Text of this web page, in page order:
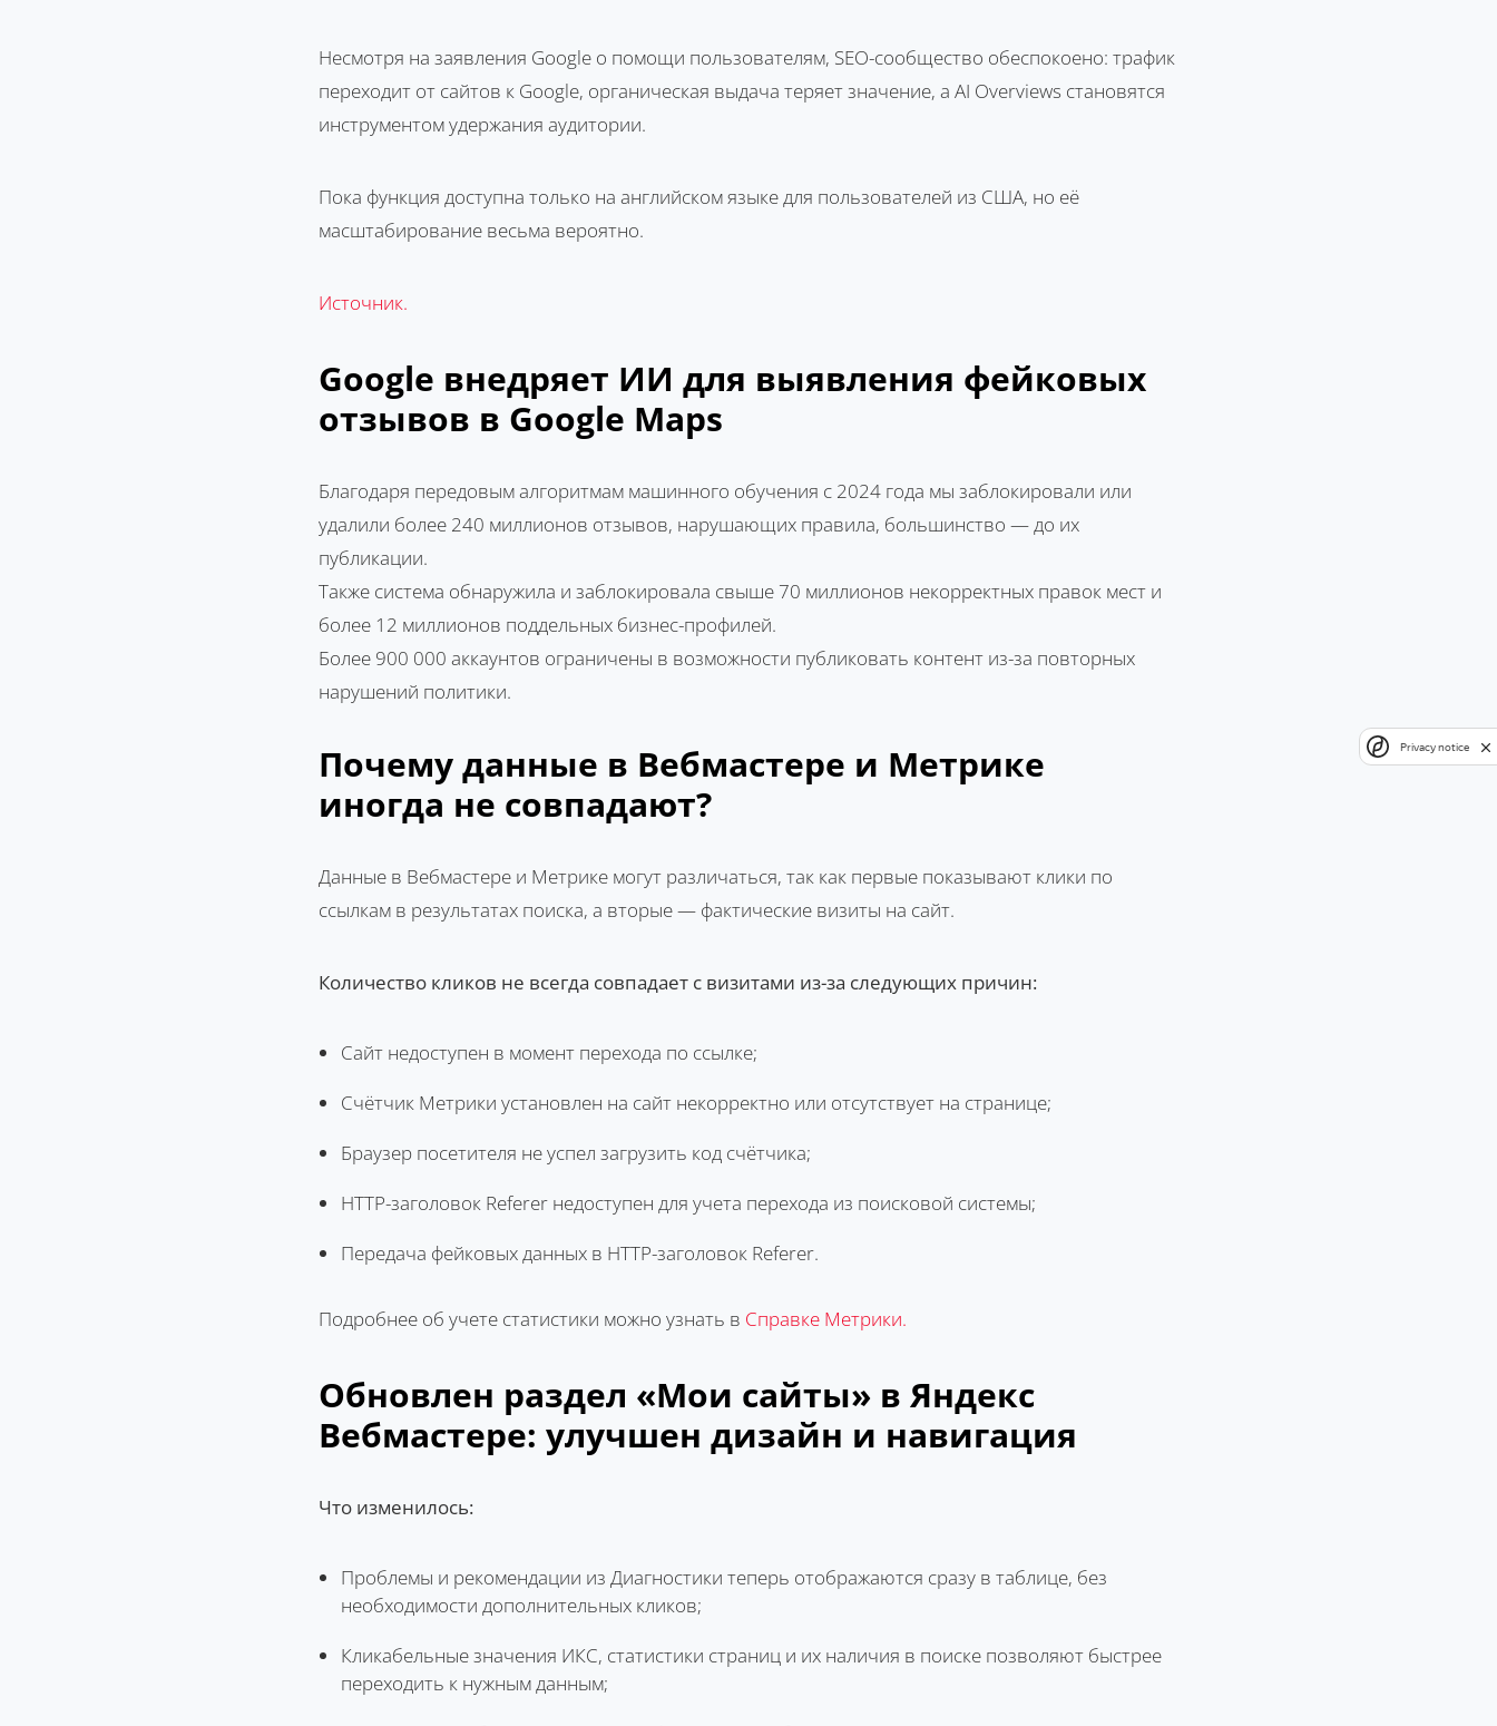
Несмотря на заявления Google о помощи пользователям, SEO-сообщество обеспокоено: трафик
переходит от сайтов к Google, органическая выдача теряет значение, а AI Overviews становятся
инструментом удержания аудитории.
Пока функция доступна только на английском языке для пользователей из США, но её
масштабирование весьма вероятно.
Источник.
Google внедряет ИИ для выявления фейковых
отзывов в Google Maps
Благодаря передовым алгоритмам машинного обучения с 2024 года мы заблокировали или
удалили более 240 миллионов отзывов, нарушающих правила, большинство — до их
публикации.
Также система обнаружила и заблокировала свыше 70 миллионов некорректных правок мест и
более 12 миллионов поддельных бизнес-профилей.
Более 900 000 аккаунтов ограничены в возможности публиковать контент из-за повторных
нарушений политики.
Почему данные в Вебмастере и Метрике
иногда не совпадают?
Данные в Вебмастере и Метрике могут различаться, так как первые показывают клики по
ссылкам в результатах поиска, а вторые — фактические визиты на сайт.
Количество кликов не всегда совпадает с визитами из-за следующих причин:
Сайт недоступен в момент перехода по ссылке;
Счётчик Метрики установлен на сайт некорректно или отсутствует на странице;
Браузер посетителя не успел загрузить код счётчика;
HTTP-заголовок Referer недоступен для учета перехода из поисковой системы;
Передача фейковых данных в HTTP-заголовок Referer.
Подробнее об учете статистики можно узнать в Справке Метрики.
Обновлен раздел «Мои сайты» в Яндекс
Вебмастере: улучшен дизайн и навигация
Что изменилось:
Проблемы и рекомендации из Диагностики теперь отображаются сразу в таблице, без
необходимости дополнительных кликов;
Кликабельные значения ИКС, статистики страниц и их наличия в поиске позволяют быстрее
переходить к нужным данным;
Privacy notice